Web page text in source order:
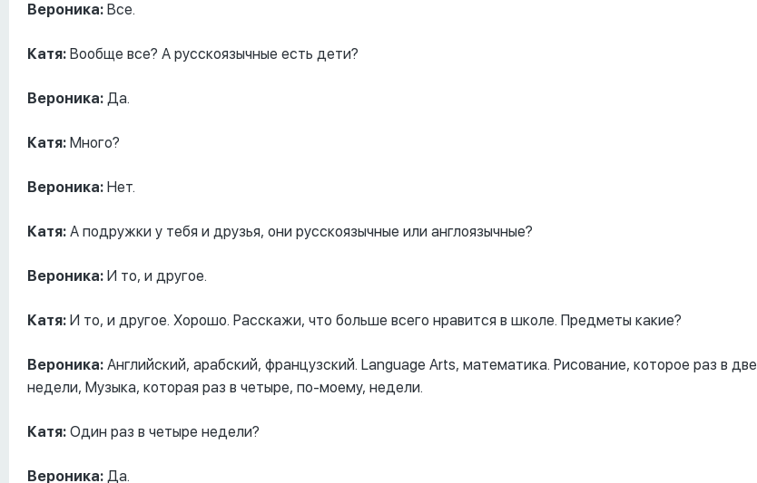
Вероника: Все.
Катя: Вообще все? А русскоязычные есть дети?
Вероника: Да.
Катя: Много?
Вероника: Нет.
Катя: А подружки у тебя и друзья, они русскоязычные или англоязычные?
Вероника: И то, и другое.
Катя: И то, и другое. Хорошо. Расскажи, что больше всего нравится в школе. Предметы какие?
Вероника: Английский, арабский, французский. Language Arts, математика. Рисование, которое раз в две
недели, Музыка, которая раз в четыре, по-моему, недели.
Катя: Один раз в четыре недели?
Вероника: Да.